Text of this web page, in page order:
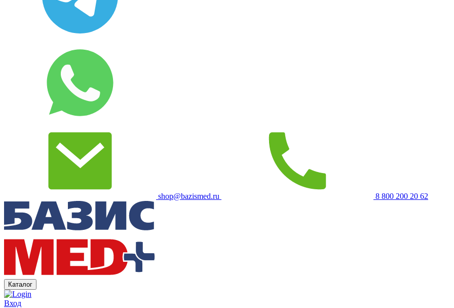
shop@bazismed.ru 8 800 200 20 62
Каталог
Вход